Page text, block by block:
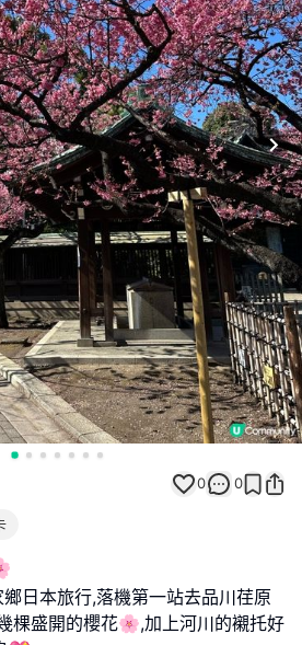
0 0
日本旅行,落機第一站去品川荏原
盛開的櫻花🌸,加上河川的襯托好